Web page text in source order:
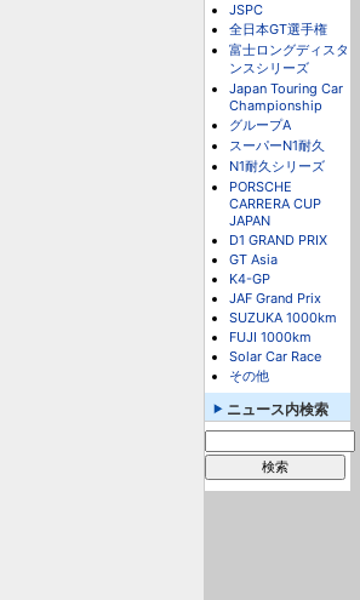
JSPC
全日本GT選手権
富士ロングディスタ
ンスシリーズ
Japan Touring Car
Championship
グループA
スーパーN1耐久
N1耐久シリーズ
PORSCHE
CARRERA CUP
JAPAN
D1 GRAND PRIX
GT Asia
K4-GP
JAF Grand Prix
SUZUKA 1000km
FUJI 1000km
Solar Car Race
その他
ニュース内検索